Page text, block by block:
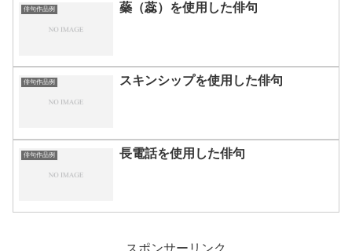
俳句作品例 蘂（蕊）を使用した俳句
俳句作品例 スキンシップを使用した俳句
俳句作品例 長電話を使用した俳句
スポンサーリンク